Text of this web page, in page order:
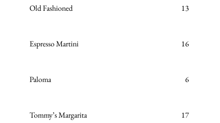
Old Fashioned 13
Espresso Martini 16
Paloma 6
Tommy’s Margarita 17